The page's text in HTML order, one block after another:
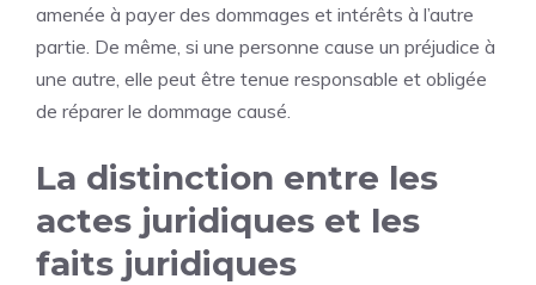
amenée à payer des dommages et intérêts à l’autre
partie. De même, si une personne cause un préjudice à
une autre, elle peut être tenue responsable et obligée
de réparer le dommage causé.
La distinction entre les
actes juridiques et les
faits juridiques